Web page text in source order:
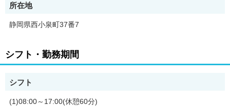
所在地
静岡県西小泉町37番7
シフト・勤務期間
シフト
(1)08:00～17:00(休憩60分)